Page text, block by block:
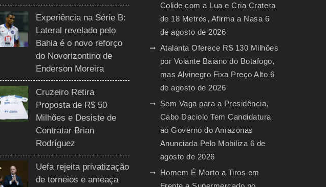
Experiência na Série B:
Lateral revelado pelo
Bahia é o novo reforço
do Novorizontino de
Enderson Moreira
Cruzeiro Retira
Proposta de R$ 50
Milhões e Desiste de
Contratar Brian
Rodríguez
Uefa rejeita privatização
de torneios e ameaça
Colide com a Lua e Cria Cratera
de 18 Metros, Afirma a Nasa 6
de agosto de 2026
Atalanta Oferece R$ 130 Milhões
por Volante Baiano do Botafogo,
mas Alvinegro Fixa Preço Alto 6
de agosto de 2026
Sem Vaga para a Presidência,
Cabo Daciolo Tem Candidatura
ao Governo do Amazonas
Anunciada Pelo Mobiliza 6 de
agosto de 2026
Homem É Morto a Tiros em